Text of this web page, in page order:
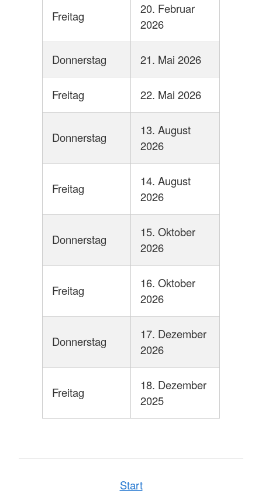
Freitag
20. Februar
2026
Donnerstag 21. Mai 2026
Freitag 22. Mai 2026
Donnerstag
13. August
2026
Freitag
14. August
2026
Donnerstag
15. Oktober
2026
Freitag
16. Oktober
2026
Donnerstag
17. Dezember
2026
Freitag
18. Dezember
2025
Start